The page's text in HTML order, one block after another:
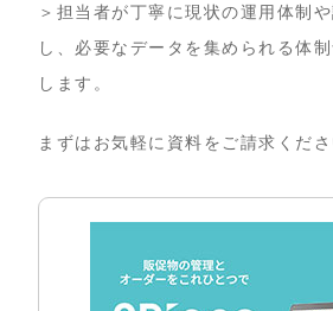
＞担当者が丁寧に現状の運用体制
し、必要なデータを集められる体
します。
まずはお気軽に資料をご請求くださ